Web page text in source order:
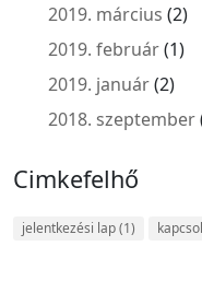
2019. március (2)
2019. február(1)
2019. január(2)
2018. szeptember
Cimkefelhő
jelentkezési lap(1)